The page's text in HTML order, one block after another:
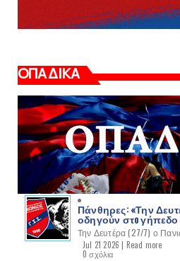
ΟΠΑΔΙΚΑ
Πάνθηρες: «Την
οδηγούν στo γήπεδο
Την Δευτέρα (27/7) ο
Jul 21 2026 | Read more
0 σχόλια